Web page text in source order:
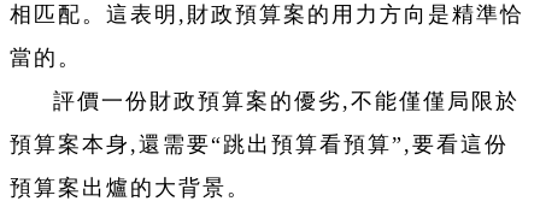
相匹配。這表明,財政預算案的用力方向是精準恰
當的。
評價一份財政預算案的優劣,不能僅僅局限於
預算案本身,還需要“跳出預算看預算”,要看這份
預算案出爐的大背景。